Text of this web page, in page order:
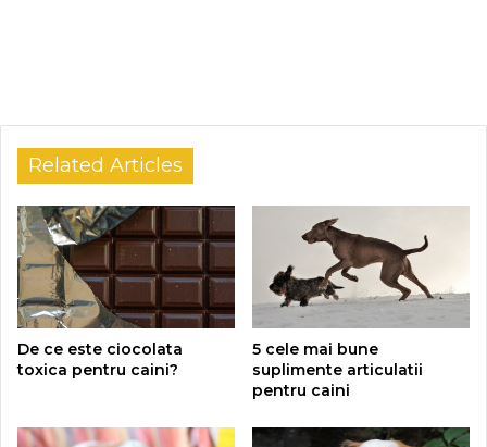
Related Articles
De ce este ciocolata
toxica pentru caini?
5 cele mai bune
suplimente articulatii
pentru caini